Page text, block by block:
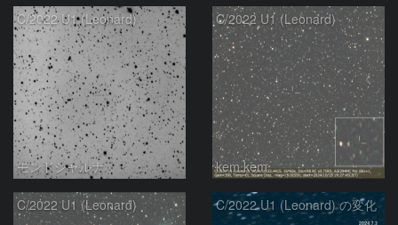
C/2022 U1 (Leonard)
モンドシャルナ
C/2022 U1 (Leonard)
kem.kem
C/2022 U1 (Leonard) C/2022 U1 (Leonard) の変化